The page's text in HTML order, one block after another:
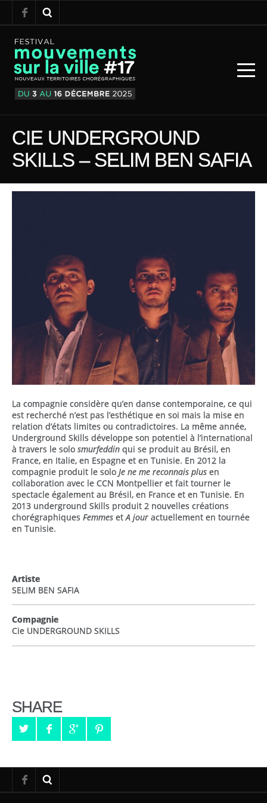
CIE UNDERGROUND
SKILLS – SELIM BEN SAFIA
La compagnie considère qu’en danse contemporaine, ce qui
est recherché n’est pas l’esthétique en soi mais la mise en
relation d’états limites ou contradictoires. La même année,
Underground Skills développe son potentiel à l’international
à travers le solo smurfeddin qui se produit au Brésil, en
France, en Italie, en Espagne et en Tunisie. En 2012 la
compagnie produit le solo Je ne me reconnais plus en
collaboration avec le CCN Montpellier et fait tourner le
spectacle également au Brésil, en France et en Tunisie. En
2013 underground Skills produit 2 nouvelles créations
chorégraphiques Femmes etA jour actuellement en tournée
en Tunisie.
Artiste
SELIM BEN SAFIA
Compagnie
Cie UNDERGROUND SKILLS
SHARE